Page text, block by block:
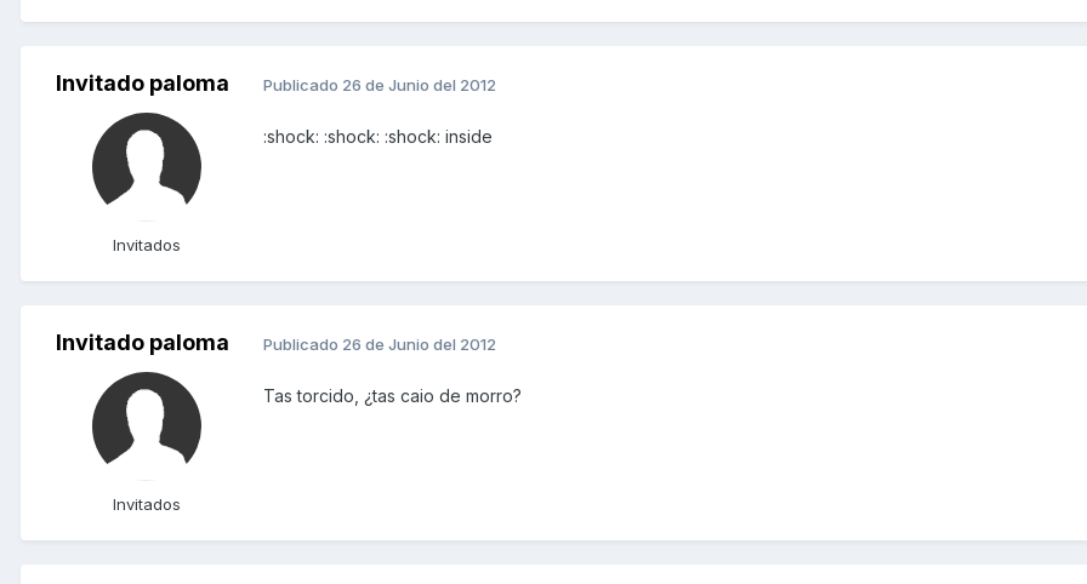
Invitado paloma
Invitados
Publicado 26 de Junio del 2012
:shock: :shock: :shock: inside
Invitado paloma
Invitados
Publicado 26 de Junio del 2012
Tas torcido, ¿tas caio de morro?